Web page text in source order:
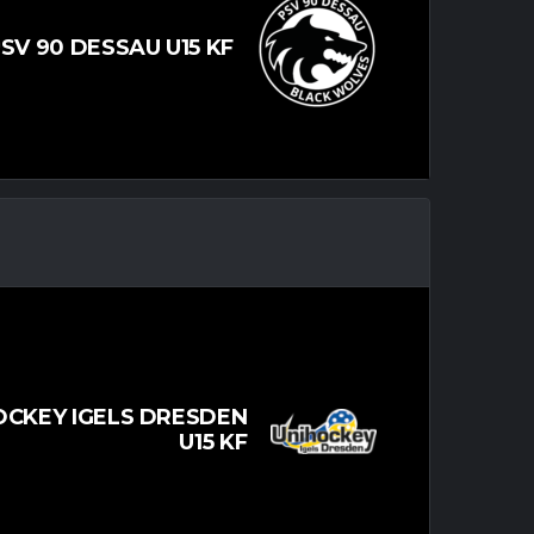
90 DESSAU U15 KF
IGELS DRESDEN
U15 KF